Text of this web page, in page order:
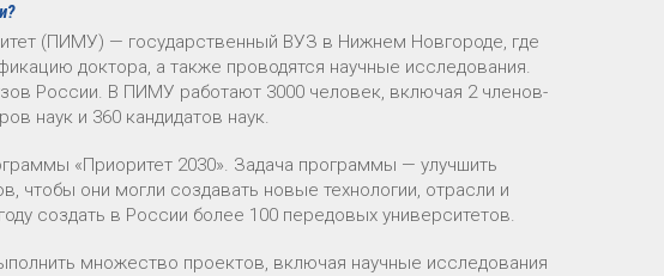
(ПИМУ) — государственный ВУЗ в Нижнем Новгороде, где
доктора, а также проводятся научные исследования.
России. В ПИМУ работают 3000 человек, включая 2 членов-
наук и 360 кандидатов наук.
«Приоритет 2030». Задача программы — улучшить
чтобы они могли создавать новые технологии, отрасли и
создать в России более 100 передовых университетов.
множество проектов, включая научные исследования